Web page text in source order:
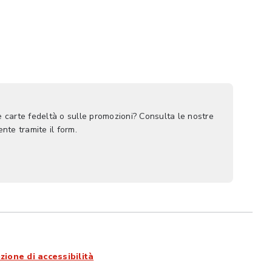
carte fedeltà o sulle promozioni? Consulta le nostre
tramite il form.
di accessibilità